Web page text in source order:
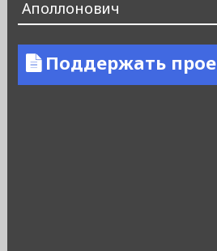
Аполлонович
Поддержать